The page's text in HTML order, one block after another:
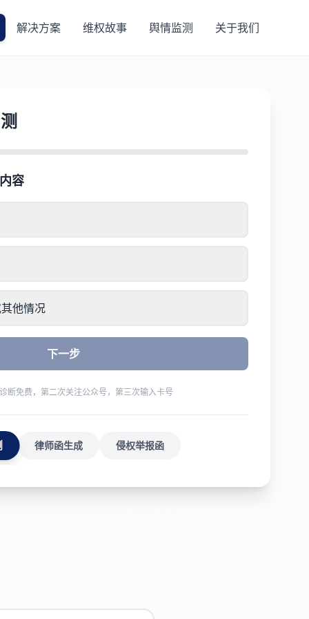
解决方案 维权故事 舆情监测 关于我们
容
他情况
下一步
断免费，第二次关注公众号，第三次输入卡号
律师函生成 侵权举报函